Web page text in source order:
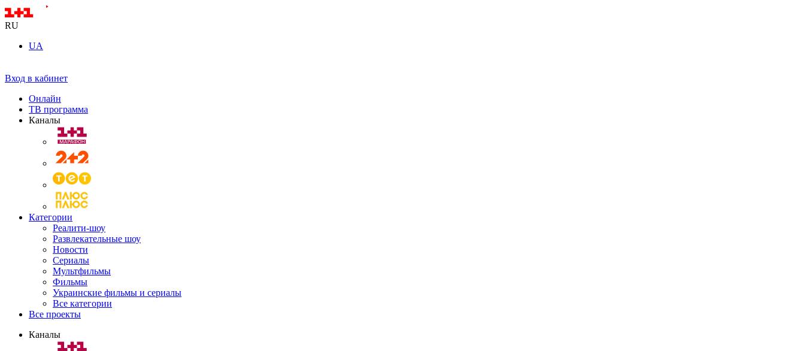
RU
UA
Вход в кабинет
Онлайн
ТВ программа
Каналы
Категории
Реалити-шоу
Развлекательные шоу
Новости
Сериалы
Мультфильмы
Фильмы
Украинские фильмы и сериалы
Все категории
Все проекты
Каналы